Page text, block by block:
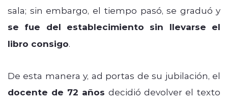
sala; sin embargo, el tiempo pasó, se graduó y
se fue del establecimiento sin llevarse el
libro consigo.
De esta manera y, ad portas de su jubilación, el
docente de 72 años decidió devolver el texto